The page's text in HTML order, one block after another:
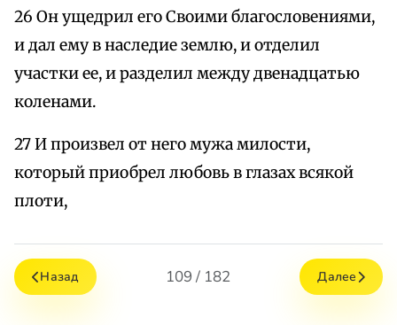
26 Он ущедрил его Своими благословениями,
и дал ему в наследие землю, и отделил
участки ее, и разделил между двенадцатью
коленами.
27 И произвел от него мужа милости,
который приобрел любовь в глазах всякой
плоти,
Назад 109 / 182 Далее